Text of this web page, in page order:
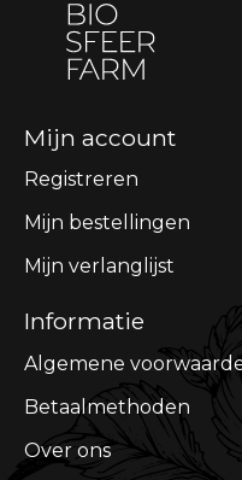
Mijn account
Registreren
Mijn bestellingen
Mijn verlanglijst
Informatie
Algemene
Betaalmethoden
Over ons